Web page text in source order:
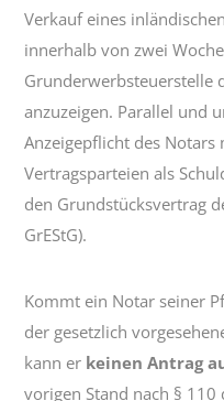
Verkauf eines
innerhalb von zwei
Grunderwerbsteuerstelle
anzuzeigen. Parallel und
Anzeigepflicht des Notars
Vertragsparteien als
den Grundstücksvertrag
GrEStG).
Kommt ein Notar seiner
der gesetzlich
kann er keinen Antrag
vorigen Stand nach § 110